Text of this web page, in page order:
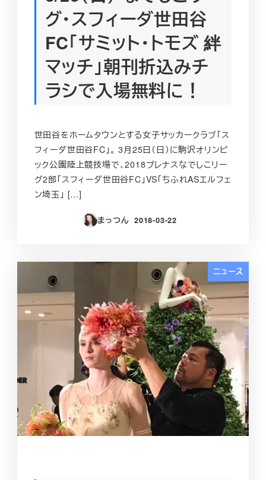
グ・スフィーダ世田谷
FC「サミット・トモズ 絆
マッチ」朝刊折込みチ
ラシで入場無料に！‬‪
‪世田谷をホームタウンとする女子サッカークラブ「ス
フィーダ世田谷FC」。‬ ‪3月25日（日）に駒沢オリンピ
ック公園陸上競技場で、2018プレナスなでしこリー
グ2部「スフィーダ世田谷FC」VS「ちふれASエルフェ
ン埼玉」 […]
まっつん
投稿日
2018-03-22
ニュース